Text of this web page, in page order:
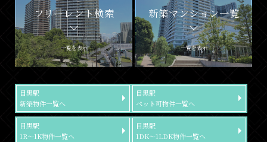
フリーレント検索
一覧を表示
新築マンション一覧
一覧を表示
目黒駅
新築物件一覧へ
目黒駅
ペット可物件一覧へ
目黒駅
1R～1K物件一覧へ
目黒駅
1DK～1LDK物件一覧へ